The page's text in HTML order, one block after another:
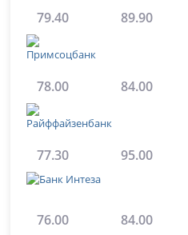
79.40 89.90
78.00 84.00
77.30 95.00
76.00 84.00